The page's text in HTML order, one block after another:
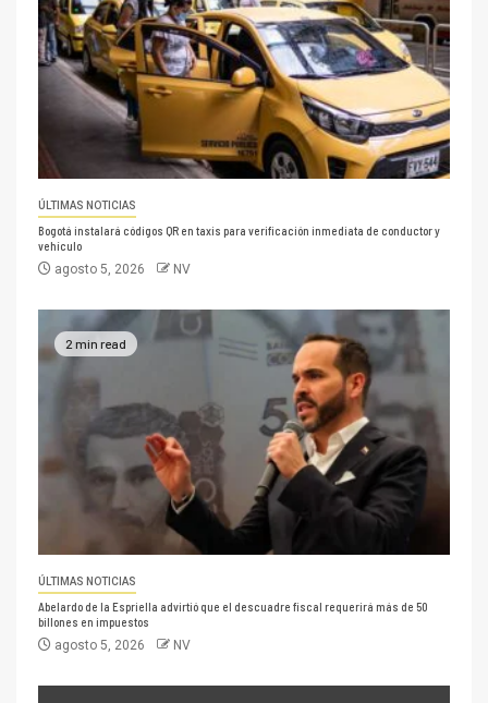
ÚLTIMAS NOTICIAS
Bogotá instalará códigos QR en taxis para verificación inmediata de conductor y
vehículo
agosto 5, 2026 NV
2 min read
ÚLTIMAS NOTICIAS
Abelardo de la Espriella advirtió que el descuadre fiscal requerirá más de 50
billones en impuestos
agosto 5, 2026 NV